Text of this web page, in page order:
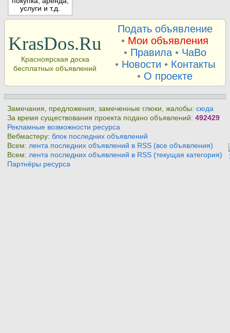
услуги и т.д.
KrasDos.Ru
Красноярская доска
бесплатных объявлений
Подать объявление
• Мои объявления
• Правила• ЧаВо
• Новости • Контакты
• О проекте
Замечания, предложения, замеченные глюки, жалобы:сюда
За время существования проекта подано объявлений:492429
Рекламные возможности ресурса
Вебмастеру:блок последних объявлений
Всем: лента последних объявлений в RSS (все объявления)
Всем: лента последних объявлений в RSS (текущая категория)
Партнёры ресурса